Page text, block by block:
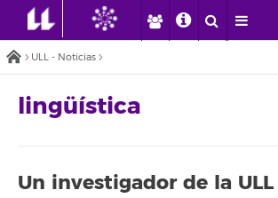
ULL - Noticias
lingüística
Un investigador de la ULL